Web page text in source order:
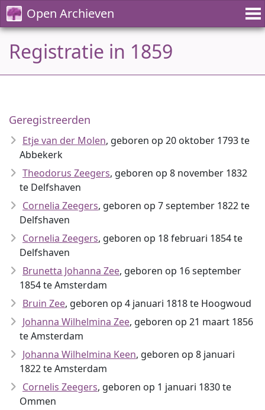
Open Archieven
Registratie in 1859
Geregistreerden
Etje van der Molen, geboren op 20 oktober 1793 te
Abbekerk
Theodorus Zeegers, geboren op 8 november 1832
te Delfshaven
Cornelia Zeegers, geboren op 7 september 1822 te
Delfshaven
Cornelia Zeegers, geboren op 18 februari 1854 te
Delfshaven
Brunetta Johanna Zee, geboren op 16 september
1854 te Amsterdam
Bruin Zee, geboren op 4 januari 1818 te Hoogwoud
Johanna Wilhelmina Zee, geboren op 21 maart 1856
te Amsterdam
Johanna Wilhelmina Keen, geboren op 8 januari
1822 te Amsterdam
Cornelis Zeegers, geboren op 1 januari 1830 te
Ommen